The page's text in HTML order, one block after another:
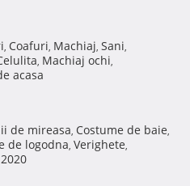
, Coafuri, Machiaj, Sani,
, Machiaj ochi,
acasa
de mireasa, Costume de baie,
de logodna, Verighete,